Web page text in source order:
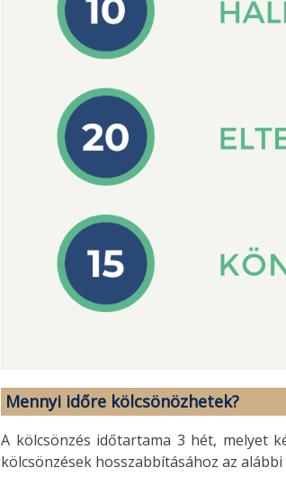
Mennyi időre kölcsönözhetek?
A kölcsönzés időtartama 3 hét, melyet
kölcsönzések hosszabbításához az